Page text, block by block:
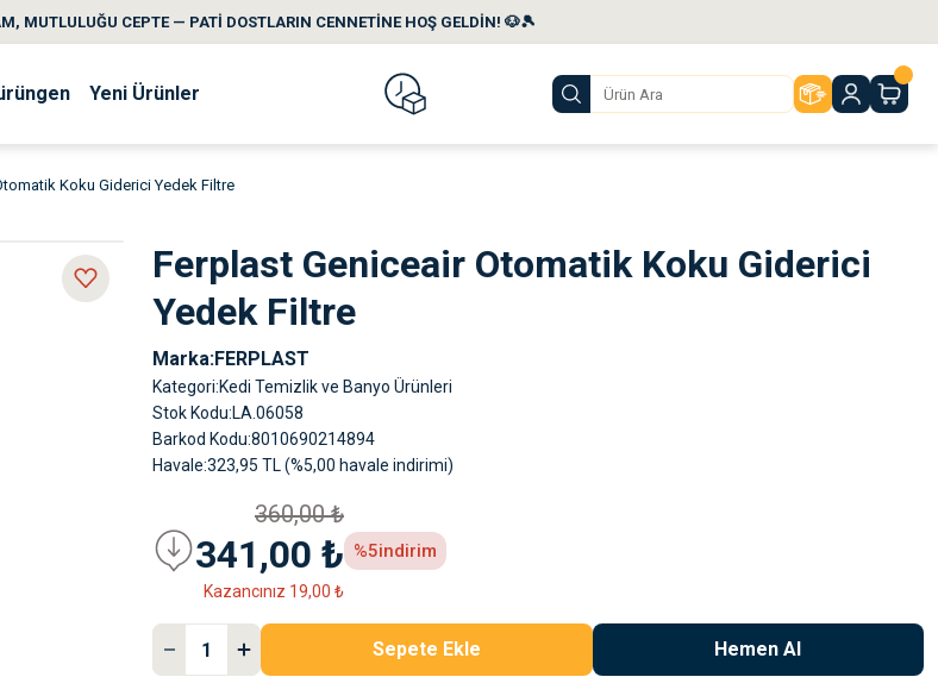
MUTLULUĞU CEPTE — PATİ DOSTLARIN CENNETİNE HOŞ GELDİN! 🐶🎾
Yeni Ürünler
Koku Giderici Yedek Filtre
Ferplast Geniceair Otomatik Koku Giderici
Yedek Filtre
Marka FERPLAST
Kategori Kedi Temizlik ve Banyo Ürünleri
Stok Kodu LA.06058
Barkod Kodu 8010690214894
Havale 323,95 TL (%5,00 havale indirimi)
360,00 ₺
341,00 ₺
Kazancınız 19,00 ₺
%5indirim
Sepete Ekle Hemen Al